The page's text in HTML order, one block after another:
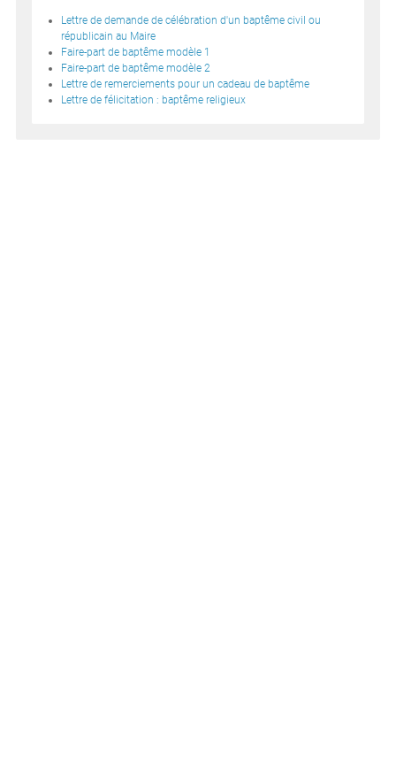
Lettre de demande de célébration d'un baptême civil ou
républicain au Maire
Faire-part de baptême modèle 1
Faire-part de baptême modèle 2
Lettre de remerciements pour un cadeau de baptême
Lettre de félicitation : baptême religieux